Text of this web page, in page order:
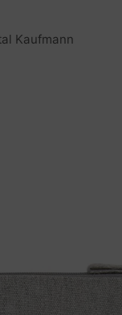
Kaufmann